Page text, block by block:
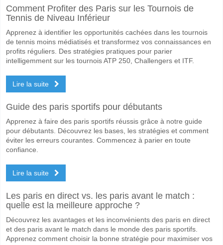
Quel sera le résultat correct attendu entre Charleroi v
Sur le côté risqué, vous pouvez essayer le Résultat Correct de 3-1
Comment Profiter des Paris sur les Tournois de
Tennis de Niveau Inférieur
Apprenez à identifier les opportunités cachées dans les tournois
de tennis moins médiatisés et transformez vos connaissances en
profits réguliers. Des stratégies pratiques pour parier
intelligemment sur les tournois ATP 250, Challengers et ITF.
Lire la suite
Guide des paris sportifs pour débutants
Apprenez à faire des paris sportifs réussis grâce à notre guide
pour débutants. Découvrez les bases, les stratégies et comment
éviter les erreurs courantes. Commencez à parier en toute
confiance.
Lire la suite
Les paris en direct vs. les paris avant le match :
quelle est la meilleure approche ?
Découvrez les avantages et les inconvénients des paris en direct
et des paris avant le match dans le monde des paris sportifs.
Apprenez comment choisir la bonne stratégie pour maximiser vos